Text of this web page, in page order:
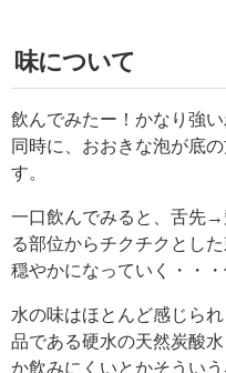
味について
飲んでみたー！かなり強
同時に、おおきな泡が底
す。
一口飲んでみると、舌先
る部位からチクチクとし
穏やかになっていく・・・
水の味はほとんど感じら
品である硬水の天然炭酸
か飲みにくいとかそうい